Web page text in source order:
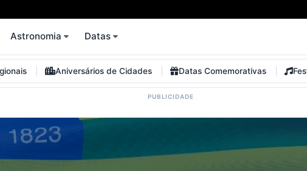
Astronomia Datas
Aniversários de Cidades Datas Comemorativas